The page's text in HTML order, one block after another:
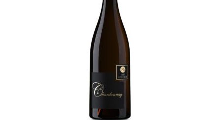
Chardonnay
8,00 €
IN DEN WARENKORB